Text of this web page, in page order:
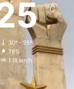
a
g
r
o
k
℃
30º - 25º
78%
1.18 km/h